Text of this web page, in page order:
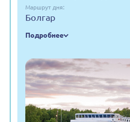
Маршрут дня:
Болгар
Подробнее